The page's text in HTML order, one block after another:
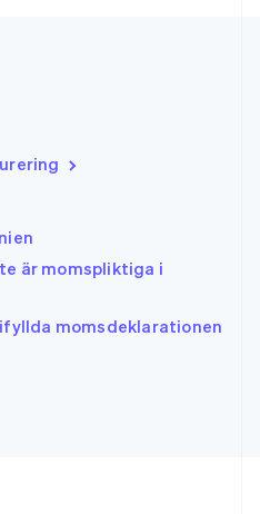
är momspliktiga i
momsdeklarationen